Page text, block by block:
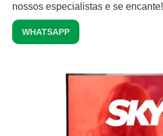
nossos especialistas e se encante!
WHATSAPP